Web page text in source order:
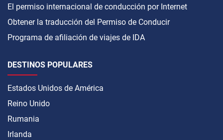
El permiso internacional de conducción por Internet
Obtener la traducción del Permiso de Conducir
Programa de afiliación de viajes de IDA
DESTINOS POPULARES
Estados Unidos de América
Reino Unido
Rumania
Irlanda